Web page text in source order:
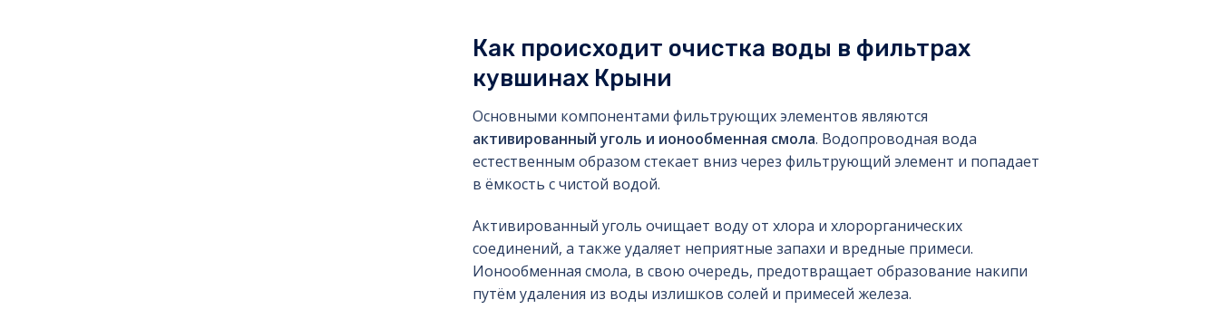
Как происходит очистка воды в фильтрах
кувшинах Крыни
Основными компонентами фильтрующих элементов являются
активированный уголь и ионообменная смола. Водопроводная вода
естественным образом стекает вниз через фильтрующий элемент и попадает
в ёмкость с чистой водой.
Активированный уголь очищает воду от хлора и хлорорганических
соединений, а также удаляет неприятные запахи и вредные примеси.
Ионообменная смола, в свою очередь, предотвращает образование накипи
путём удаления из воды излишков солей и примесей железа.